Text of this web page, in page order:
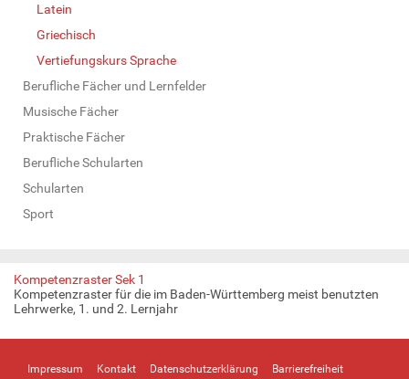
Latein
Griechisch
Vertiefungskurs Sprache
Berufliche Fächer und Lernfelder
Musische Fächer
Praktische Fächer
Berufliche Schularten
Schularten
Sport
Kompetenzraster Sek 1
Kompetenzraster für die im Baden-Württemberg meist benutzten
Lehrwerke, 1. und 2. Lernjahr
Impressum Kontakt Datenschutzerklärung Barrierefreiheit